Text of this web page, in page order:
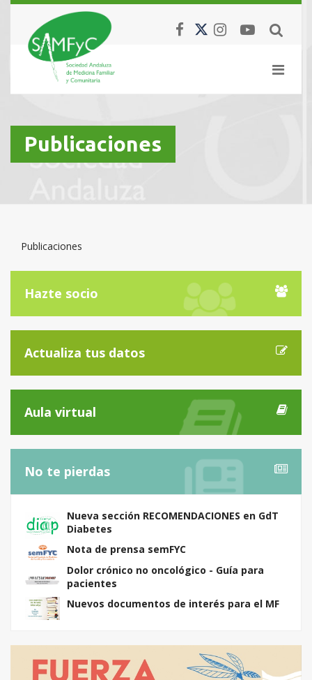
Publicaciones
Publicaciones
Hazte socio
Actualiza tus datos
Aula virtual
No te pierdas
Nueva sección RECOMENDACIONES en GdT
Diabetes
Nota de prensa semFYC
Dolor crónico no oncológico - Guía para
pacientes
Nuevos documentos de interés para el MF